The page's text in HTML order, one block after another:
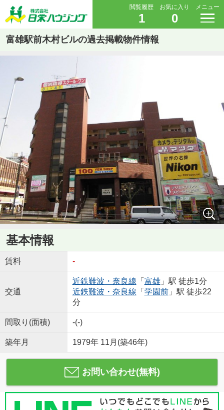
閲覧履歴
1
お気に入り
0
メニュー
富雄駅前木村ビルの過去掲載物件情報
基本情報
賃料 -
交通
近鉄難波・奈良線 「 富雄」駅 徒歩1分
近鉄難波・奈良線 「 学園前」駅 徒歩22
分
間取り(面積) -(-)
築年月 1979年 11月(築46年)
お問い合わせ(無料)